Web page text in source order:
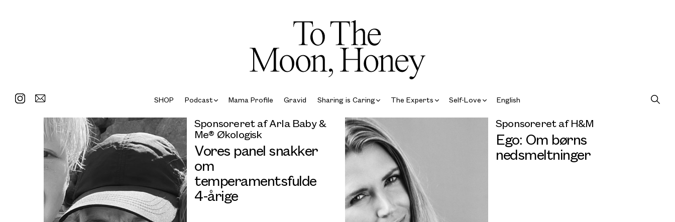
SHOP Podcast Mama Profile Gravid Sharing is Caring The Experts Self-Love English
Sponsoreret af Arla Baby &
Me® Økologisk
Vores panel snakker
om
temperamentsfulde
4-årige
Sponsoreret af H&M
Ego: Om børns
nedsmeltninger